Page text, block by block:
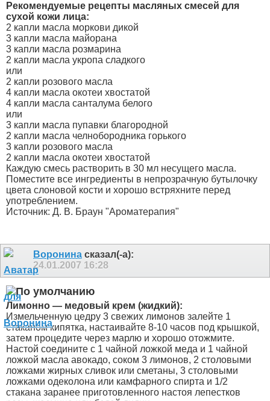
Рекомендуемые рецепты масляных смесей для
сухой кожи лица:
2 капли масла моркови дикой
3 капли масла майорана
3 капли масла розмарина
2 капли масла укропа сладкого
или
2 капли розового масла
4 капли масла окотеи хвостатой
4 капли масла санталума белого
или
3 капли масла пупавки благородной
2 капли масла челнобородника горького
3 капли розового масла
2 капли масла окотеи хвостатой
Каждую смесь растворить в 30 мл несущего масла.
Поместите все ингредиенты в непрозрачную бутылочку
цвета слоновой кости и хорошо встряхните перед
употреблением.
Источник: Д. В. Браун "Ароматерапия"
Воронина сказал(-а):
24.01.2007 16:28
Лимонно — медовый крем (жидкий):
Измельченную цедру 3 свежих лимонов залейте 1
стаканом кипятка, настаивайте 8-10 часов под крышкой,
затем процедите через марлю и хорошо отожмите.
Настой соедините с 1 чайной ложкой меда и 1 чайной
ложкой масла авокадо, соком 3 лимонов, 2 столовыми
ложками жирных сливок или сметаны, 3 столовыми
ложками одеколона или камфарного спирта и 1/2
стакана заранее приготовленного настоя лепестков